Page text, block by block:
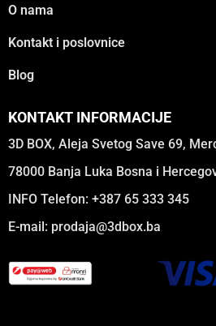
O nama
Kontakt i poslovnice
Blog
KONTAKT INFORMACIJE
3D BOX, Aleja Svetog Save 69,
78000 Banja Luka Bosna i
INFO Telefon: +387 65 333 345
E-mail: prodaja@3dbox.ba